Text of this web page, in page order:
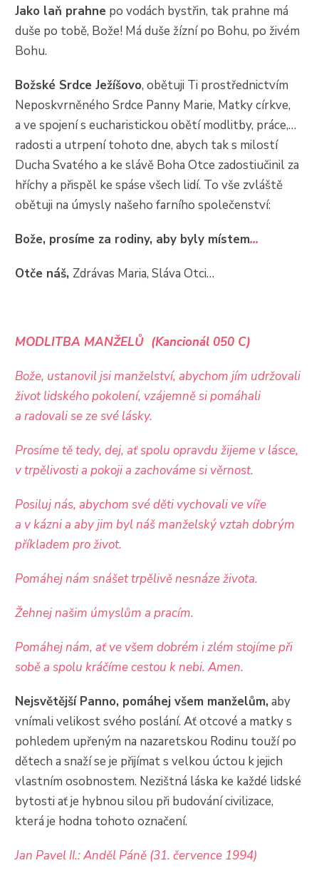
Jako laň prahne po vodách bystřin, tak prahne má
duše po tobě, Bože! Má duše žízní po Bohu, po živém
Bohu.
Božské Srdce Ježíšovo, obětuji Ti prostřednictvím
Neposkvrněného Srdce Panny Marie, Matky církve,
a ve spojení s eucharistickou obětí modlitby, práce,…
radosti a utrpení tohoto dne, abych tak s milostí
Ducha Svatého a ke slávě Boha Otce zadostiučinil za
hříchy a přispěl ke spáse všech lidí. To vše zvláště
obětuji na úmysly našeho farního společenství:
Bože, prosíme za rodiny, aby byly místem...
Otče náš, Zdrávas Maria, Sláva Otci…
MODLITBA MANŽELŮ (Kancionál 050 C)
Bože, ustanovil jsi manželství, abychom jím udržovali
život lidského pokolení, vzájemně si pomáhali
a radovali se ze své lásky.
Prosíme tě tedy, dej, ať spolu opravdu žijeme v lásce,
v trpělivosti a pokoji a zachováme si věrnost.
Posiluj nás, abychom své děti vychovali ve víře
a v kázni a aby jim byl náš manželský vztah dobrým
příkladem pro život.
Pomáhej nám snášet trpělivě nesnáze života.
Žehnej našim úmyslům a pracím.
Pomáhej nám, ať ve všem dobrém i zlém stojíme při
sobě a spolu kráčíme cestou k nebi. Amen.
Nejsvětější Panno, pomáhej všem manželům,aby
vnímali velikost svého poslání. Ať otcové a matky s
pohledem upřeným na nazaretskou Rodinu touží po
dětech a snaží se je přijímat s velkou úctou k jejich
vlastním osobnostem. Nezištná láska ke každé lidské
bytosti ať je hybnou silou při budování civilizace,
která je hodna tohoto označení.
Jan Pavel II.: Anděl Páně (31. července 1994)